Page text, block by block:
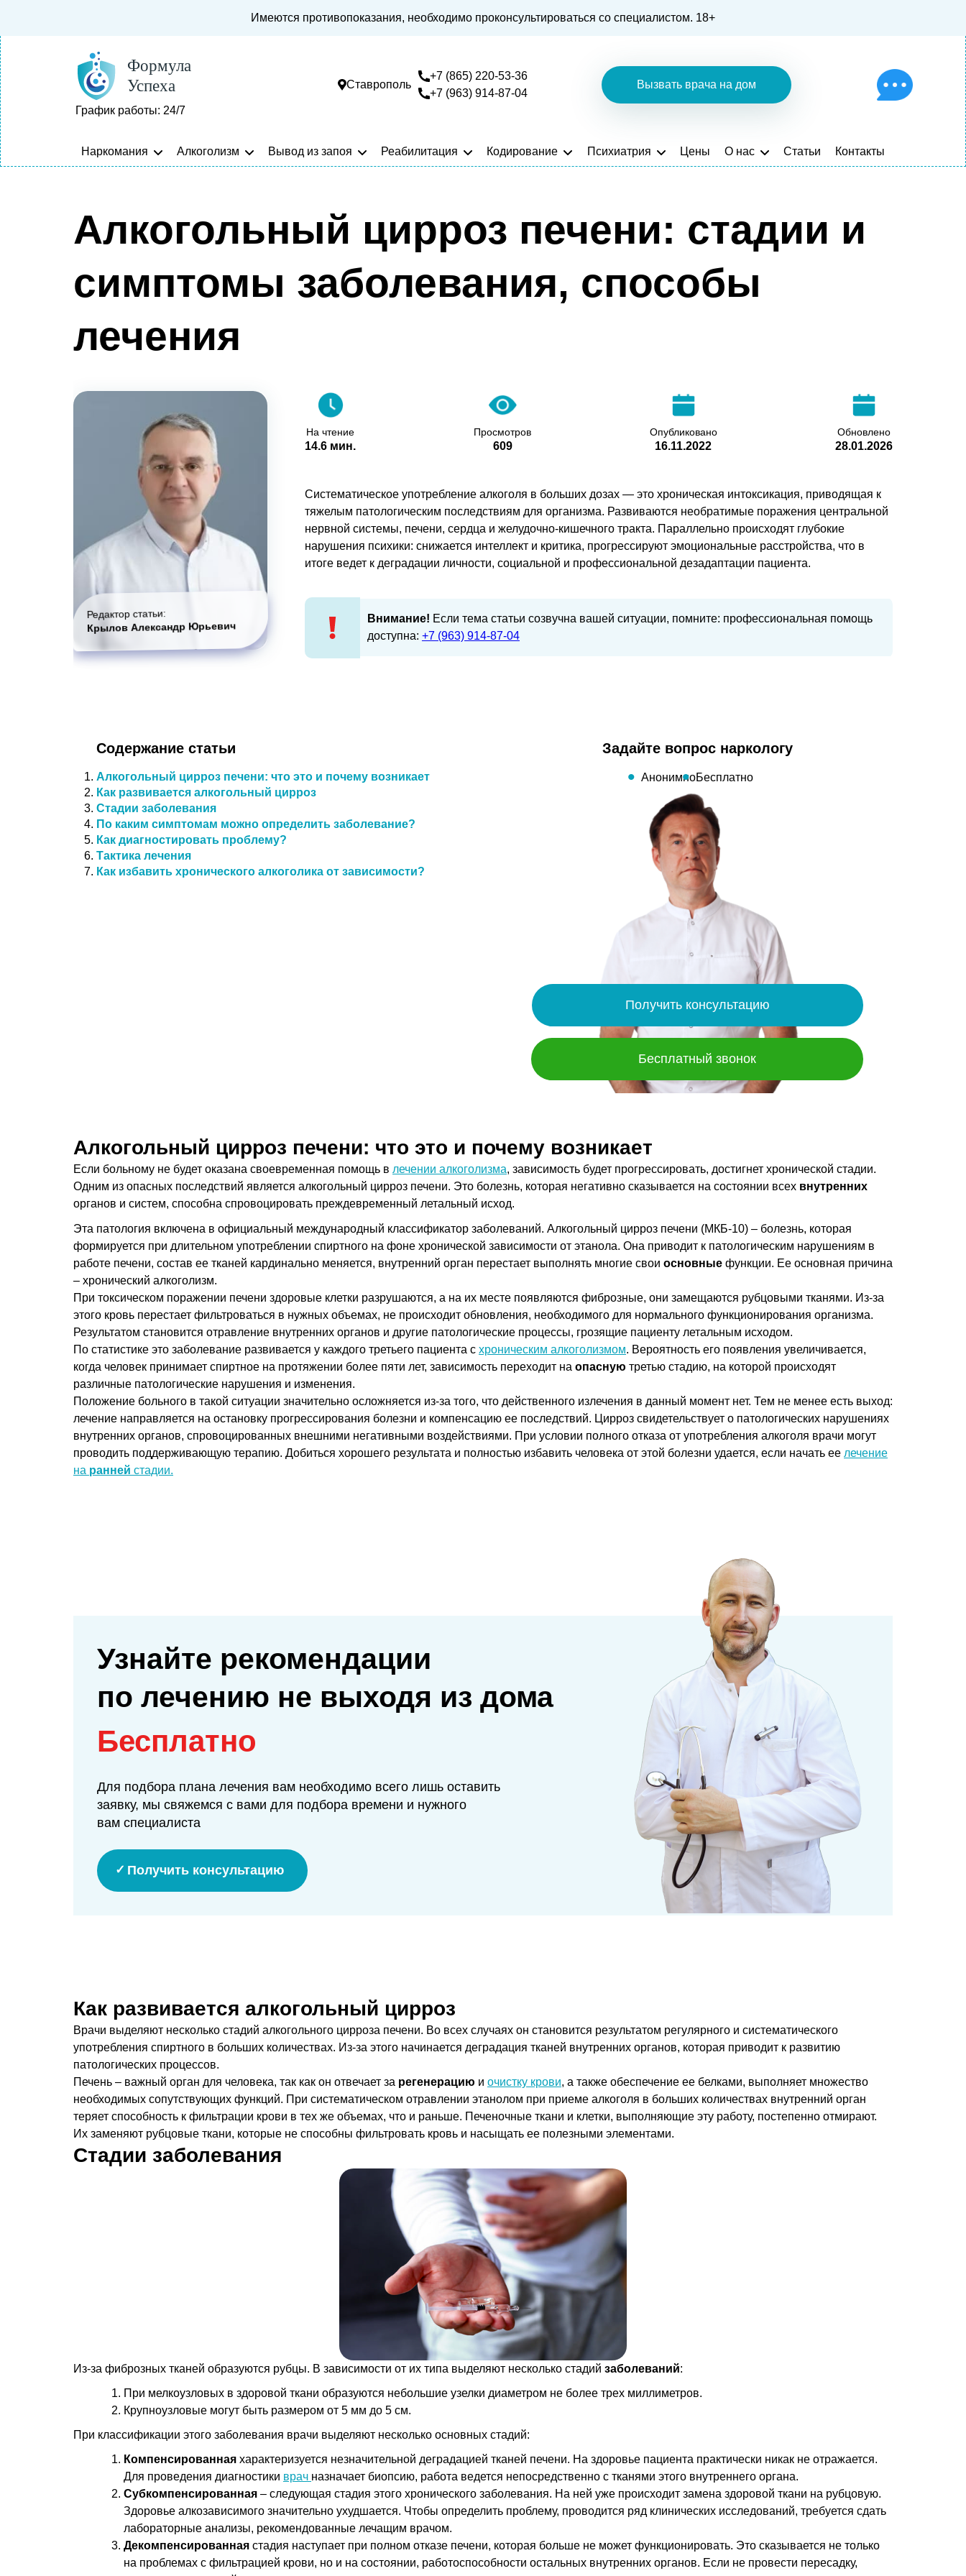
Имеются противопоказания, необходимо проконсультироваться со специалистом. 18+
График работы: 24/7
Ставрополь
+7 (865) 220-53-36
+7 (963) 914-87-04
Вызвать врача на дом
Наркомания Алкоголизм Вывод из запоя Реабилитация Кодирование Психиатрия Цены О нас Статьи Контакты
Алкогольный цирроз печени: стадии и
симптомы заболевания, способы
лечения
Редактор статьи:
Крылов Александр Юрьевич
На чтение
14.6 мин.
Просмотров
609
Опубликовано
16.11.2022
Обновлено
28.01.2026
Систематическое употребление алкоголя в больших дозах — это хроническая интоксикация, приводящая к
тяжелым патологическим последствиям для организма. Развиваются необратимые поражения центральной
нервной системы, печени, сердца и желудочно-кишечного тракта. Параллельно происходят глубокие
нарушения психики: снижается интеллект и критика, прогрессируют эмоциональные расстройства, что в
итоге ведет к деградации личности, социальной и профессиональной дезадаптации пациента.
Внимание! Если тема статьи созвучна вашей ситуации, помните: профессиональная помощь
доступна: +7 (963) 914-87-04
Содержание статьи
Алкогольный цирроз печени: что это и почему возникает
Как развивается алкогольный цирроз
Стадии заболевания
По каким симптомам можно определить заболевание?
Как диагностировать проблему?
Тактика лечения
Как избавить хронического алкоголика от зависимости?
Задайте вопрос наркологу
АнонимноБесплатно
Получить консультацию
Бесплатный звонок
Алкогольный цирроз печени: что это и почему возникает
Если больному не будет оказана своевременная помощь в лечении алкоголизма, зависимость будет прогрессировать, достигнет хронической стадии.
Одним из опасных последствий является алкогольный цирроз печени. Это болезнь, которая негативно сказывается на состоянии всех внутренних
органов и систем, способна спровоцировать преждевременный летальный исход.
Эта патология включена в официальный международный классификатор заболеваний. Алкогольный цирроз печени (МКБ-10) – болезнь, которая
формируется при длительном употреблении спиртного на фоне хронической зависимости от этанола. Она приводит к патологическим нарушениям в
работе печени, состав ее тканей кардинально меняется, внутренний орган перестает выполнять многие свои основные функции. Ее основная причина
– хронический алкоголизм.
При токсическом поражении печени здоровые клетки разрушаются, а на их месте появляются фиброзные, они замещаются рубцовыми тканями. Из-за
этого кровь перестает фильтроваться в нужных объемах, не происходит обновления, необходимого для нормального функционирования организма.
Результатом становится отравление внутренних органов и другие патологические процессы, грозящие пациенту летальным исходом.
По статистике это заболевание развивается у каждого третьего пациента с хроническим алкоголизмом. Вероятность его появления увеличивается,
когда человек принимает спиртное на протяжении более пяти лет, зависимость переходит на опасную третью стадию, на которой происходят
различные патологические нарушения и изменения.
Положение больного в такой ситуации значительно осложняется из-за того, что действенного излечения в данный момент нет. Тем не менее есть выход:
лечение направляется на остановку прогрессирования болезни и компенсацию ее последствий. Цирроз свидетельствует о патологических нарушениях
внутренних органов, спровоцированных внешними негативными воздействиями. При условии полного отказа от употребления алкоголя врачи могут
проводить поддерживающую терапию. Добиться хорошего результата и полностью избавить человека от этой болезни удается, если начать ее лечение
на ранней стадии.
Узнайте рекомендации
по лечению не выходя из дома
Бесплатно
Для подбора плана лечения вам необходимо всего лишь оставить
заявку, мы свяжемся с вами для подбора времени и нужного
вам специалиста
Получить консультацию
Как развивается алкогольный цирроз
Врачи выделяют несколько стадий алкогольного цирроза печени. Во всех случаях он становится результатом регулярного и систематического
употребления спиртного в больших количествах. Из-за этого начинается деградация тканей внутренних органов, которая приводит к развитию
патологических процессов.
Печень – важный орган для человека, так как он отвечает за регенерацию и очистку крови, а также обеспечение ее белками, выполняет множество
необходимых сопутствующих функций. При систематическом отравлении этанолом при приеме алкоголя в больших количествах внутренний орган
теряет способность к фильтрации крови в тех же объемах, что и раньше. Печеночные ткани и клетки, выполняющие эту работу, постепенно отмирают.
Их заменяют рубцовые ткани, которые не способны фильтровать кровь и насыщать ее полезными элементами.
Стадии заболевания
Из-за фиброзных тканей образуются рубцы. В зависимости от их типа выделяют несколько стадий заболеваний:
При мелкоузловых в здоровой ткани образуются небольшие узелки диаметром не более трех миллиметров.
Крупноузловые могут быть размером от 5 мм до 5 см.
При классификации этого заболевания врачи выделяют несколько основных стадий:
Компенсированная характеризуется незначительной деградацией тканей печени. На здоровье пациента практически никак не отражается.
Для проведения диагностики врач назначает биопсию, работа ведется непосредственно с тканями этого внутреннего органа.
Субкомпенсированная – следующая стадия этого хронического заболевания. На ней уже происходит замена здоровой ткани на рубцовую.
Здоровье алкозависимого значительно ухудшается. Чтобы определить проблему, проводится ряд клинических исследований, требуется сдать
лабораторные анализы, рекомендованные лечащим врачом.
Декомпенсированная стадия наступает при полном отказе печени, которая больше не может функционировать. Это сказывается не только
на проблемах с фильтрацией крови, но и на состоянии, работоспособности остальных внутренних органов. Если не провести пересадку,